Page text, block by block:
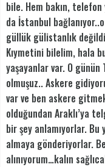
bile. Hem bakın, telefon
da İstanbul
güllük gülistanlık
Kıymetini bilelim, hala
yaşayanlar var. O
olmuşuz.. Askere
var ve ben askere
olduğundan Araklı’ya
bir şey anlamıyorlar.
almaya gönderiyorlar.
alınıyorum…kalın